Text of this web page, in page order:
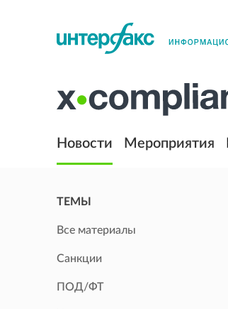
Новости Мероприятия
ТЕМЫ
Все материалы
Санкции
ПОД/ФТ